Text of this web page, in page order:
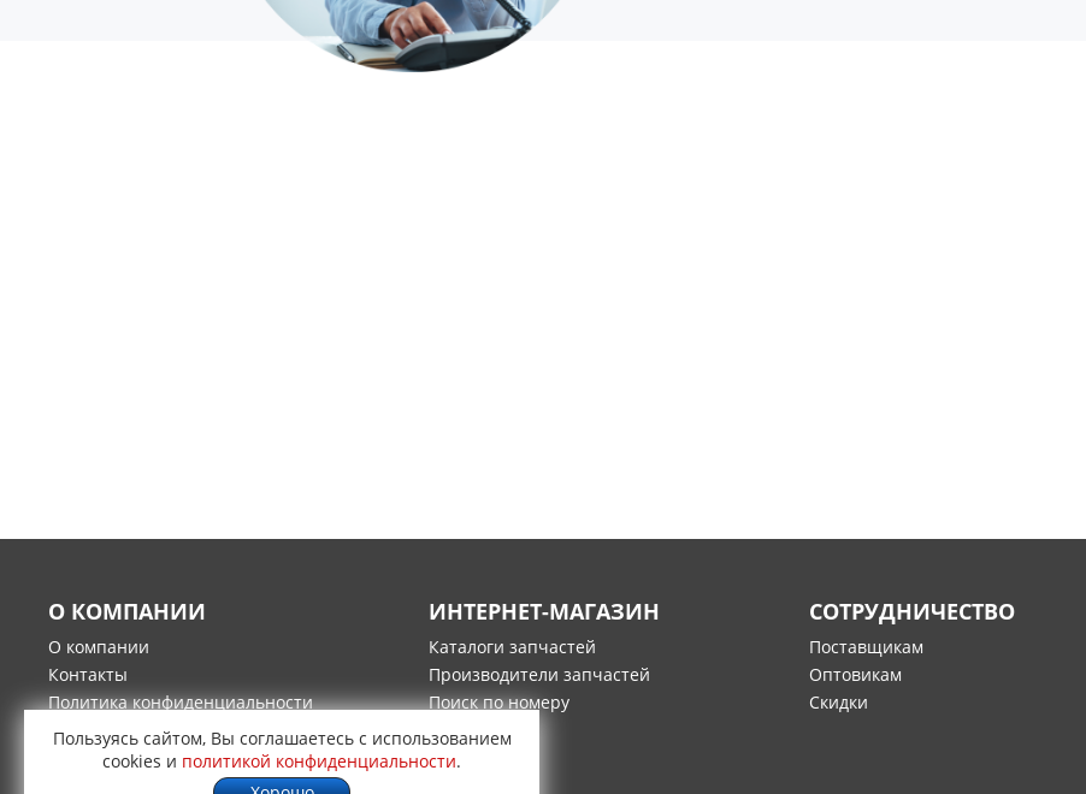
О КОМПАНИИ
О компании
Контакты
Политика конфиденциальности
Гарантия и возврат товара
ИНТЕРНЕТ-МАГАЗИН
Каталоги запчастей
Производители запчастей
Поиск по номеру
Оплата
Доставка
СОТРУДНИЧЕСТВО
Поставщикам
Оптовикам
Скидки
Пользуясь сайтом, Вы соглашаетесь с использованием
cookies и политикой конфиденциальности.